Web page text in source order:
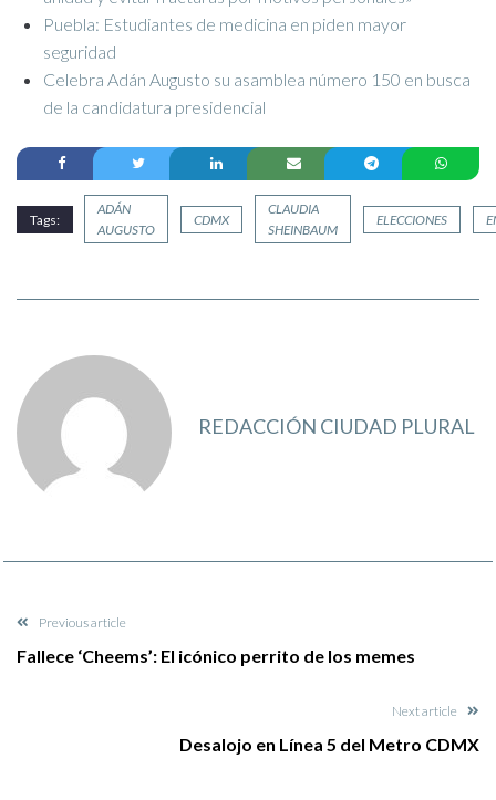
Puebla: Estudiantes de medicina en piden mayor
seguridad
Celebra Adán Augusto su asamblea número 150 en busca
de la candidatura presidencial
Tags:
ADÁN
AUGUSTO
CDMX
CLAUDIA
SHEINBAUM
ELECCIONES
REDACCIÓN CIUDAD PLURAL
Previous article
Fallece ‘Cheems’: El icónico perrito de los memes
Next article
Desalojo en Línea 5 del Metro CDMX